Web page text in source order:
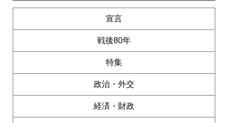
宣言
戦後80年
特集
政治・外交
経済・財政